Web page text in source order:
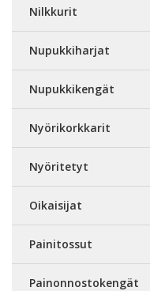
Nilkkurit
Nupukkiharjat
Nupukkikengät
Nyörikorkkarit
Nyöritetyt
Oikaisijat
Painitossut
Painonnostokengät